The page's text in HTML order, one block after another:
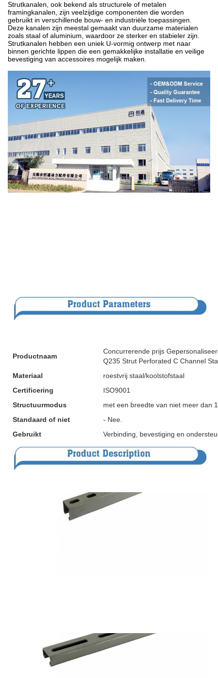
Strutkanalen, ook bekend als structurele of metalen
framingkanalen, zijn veelzijdige componenten die worden
gebruikt in verschillende bouw- en industriële toepassingen.
Deze kanalen zijn meestal gemaakt van duurzame materialen
zoals staal of aluminium, waardoor ze sterker en stabieler zijn.
Strutkanalen hebben een uniek U-vormig ontwerp met naar
binnen gerichte lippen die een gemakkelijke installatie en veilige
bevestiging van accessoires mogelijk maken.
Productnaam
Concurrerende prijs
Q235 Strut Perforated C Channel
Materiaal
roestvrij staal/koolstofstaal
Certificering
ISO9001
Structuurmodus
met een breedte van niet meer dan
Standaard of niet
- Nee.
Gebruikt
Verbinding, bevestiging en